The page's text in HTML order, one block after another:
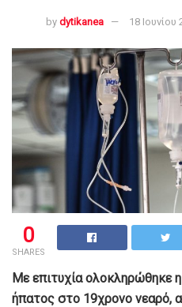
by dytikanea 18 Ιουνίου
0
SHARES
Με επιτυχία ολοκληρώθηκε
ήπατος στο 19χρονο νεαρό,